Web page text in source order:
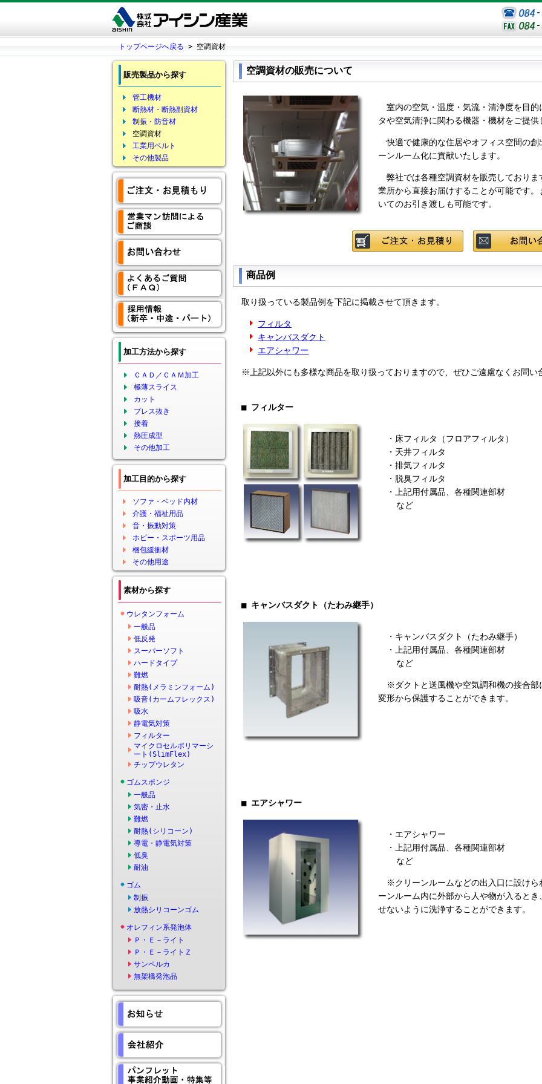
トップページへ戻る > 空調資材
販売製品から探す
管工機材
断熱材・断熱副資材
制振・防音材
空調資材
工業用ベルト
その他製品
加工方法から探す
ＣＡＤ／ＣＡＭ加工
極薄スライス
カット
プレス抜き
接着
熱圧成型
その他加工
加工目的から探す
ソファ・ベッド内材
介護・福祉用品
音・振動対策
ホビー・スポーツ用品
梱包緩衝材
その他用途
素材から探す
ウレタンフォーム
一般品
低反発
スーパーソフト
ハードタイプ
難燃
耐熱(メラミンフォーム)
吸音(カームフレックス)
吸水
静電気対策
フィルター
マイクロセルポリマーシ
ート(SlimFlex)
チップウレタン
ゴムスポンジ
一般品
気密・止水
難燃
耐熱(シリコーン)
導電・静電気対策
低臭
耐油
ゴム
制振
放熱シリコーンゴム
オレフィン系発泡体
Ｐ・Ｅ－ライト
Ｐ・Ｅ－ライトＺ
サンペルカ
無架橋発泡品
空調資材の販売について
室内の空気・温度・気流・清浄度を目
タや空気清浄に関わる機器・機材をご提供
快適で健康的な住居やオフィス空間の創
ーンルーム化に貢献いたします。
弊社では各種空調資材を販売しており
業所から直接お届けすることが可能です
いてのお引き渡しも可能です。
商品例
取り扱っている製品例を下記に掲載させて頂きます。
フィルタ
キャンバスダクト
エアシャワー
※上記以外にも多様な商品を取り扱っておりますので、ぜひご遠慮なくお問い
■ フィルター
・床フィルタ（フロアフィルタ）
・天井フィルタ
・排気フィルタ
・脱臭フィルタ
・上記用付属品、各種関連部材
など
■ キャンバスダクト（たわみ継手）
・キャンバスダクト（たわみ継手）
・上記用付属品、各種関連部材
など
※ダクトと送風機や空気調和機の接合部
変形から保護することができます。
■ エアシャワー
・エアシャワー
・上記用付属品、各種関連部材
など
※クリーンルームなどの出入口に設けら
ーンルーム内に外部から人や物が入ると
せないように洗浄することができます。